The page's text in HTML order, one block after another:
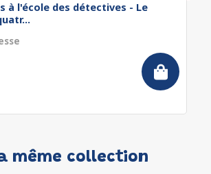
à l'école des détectives - Le
même collection